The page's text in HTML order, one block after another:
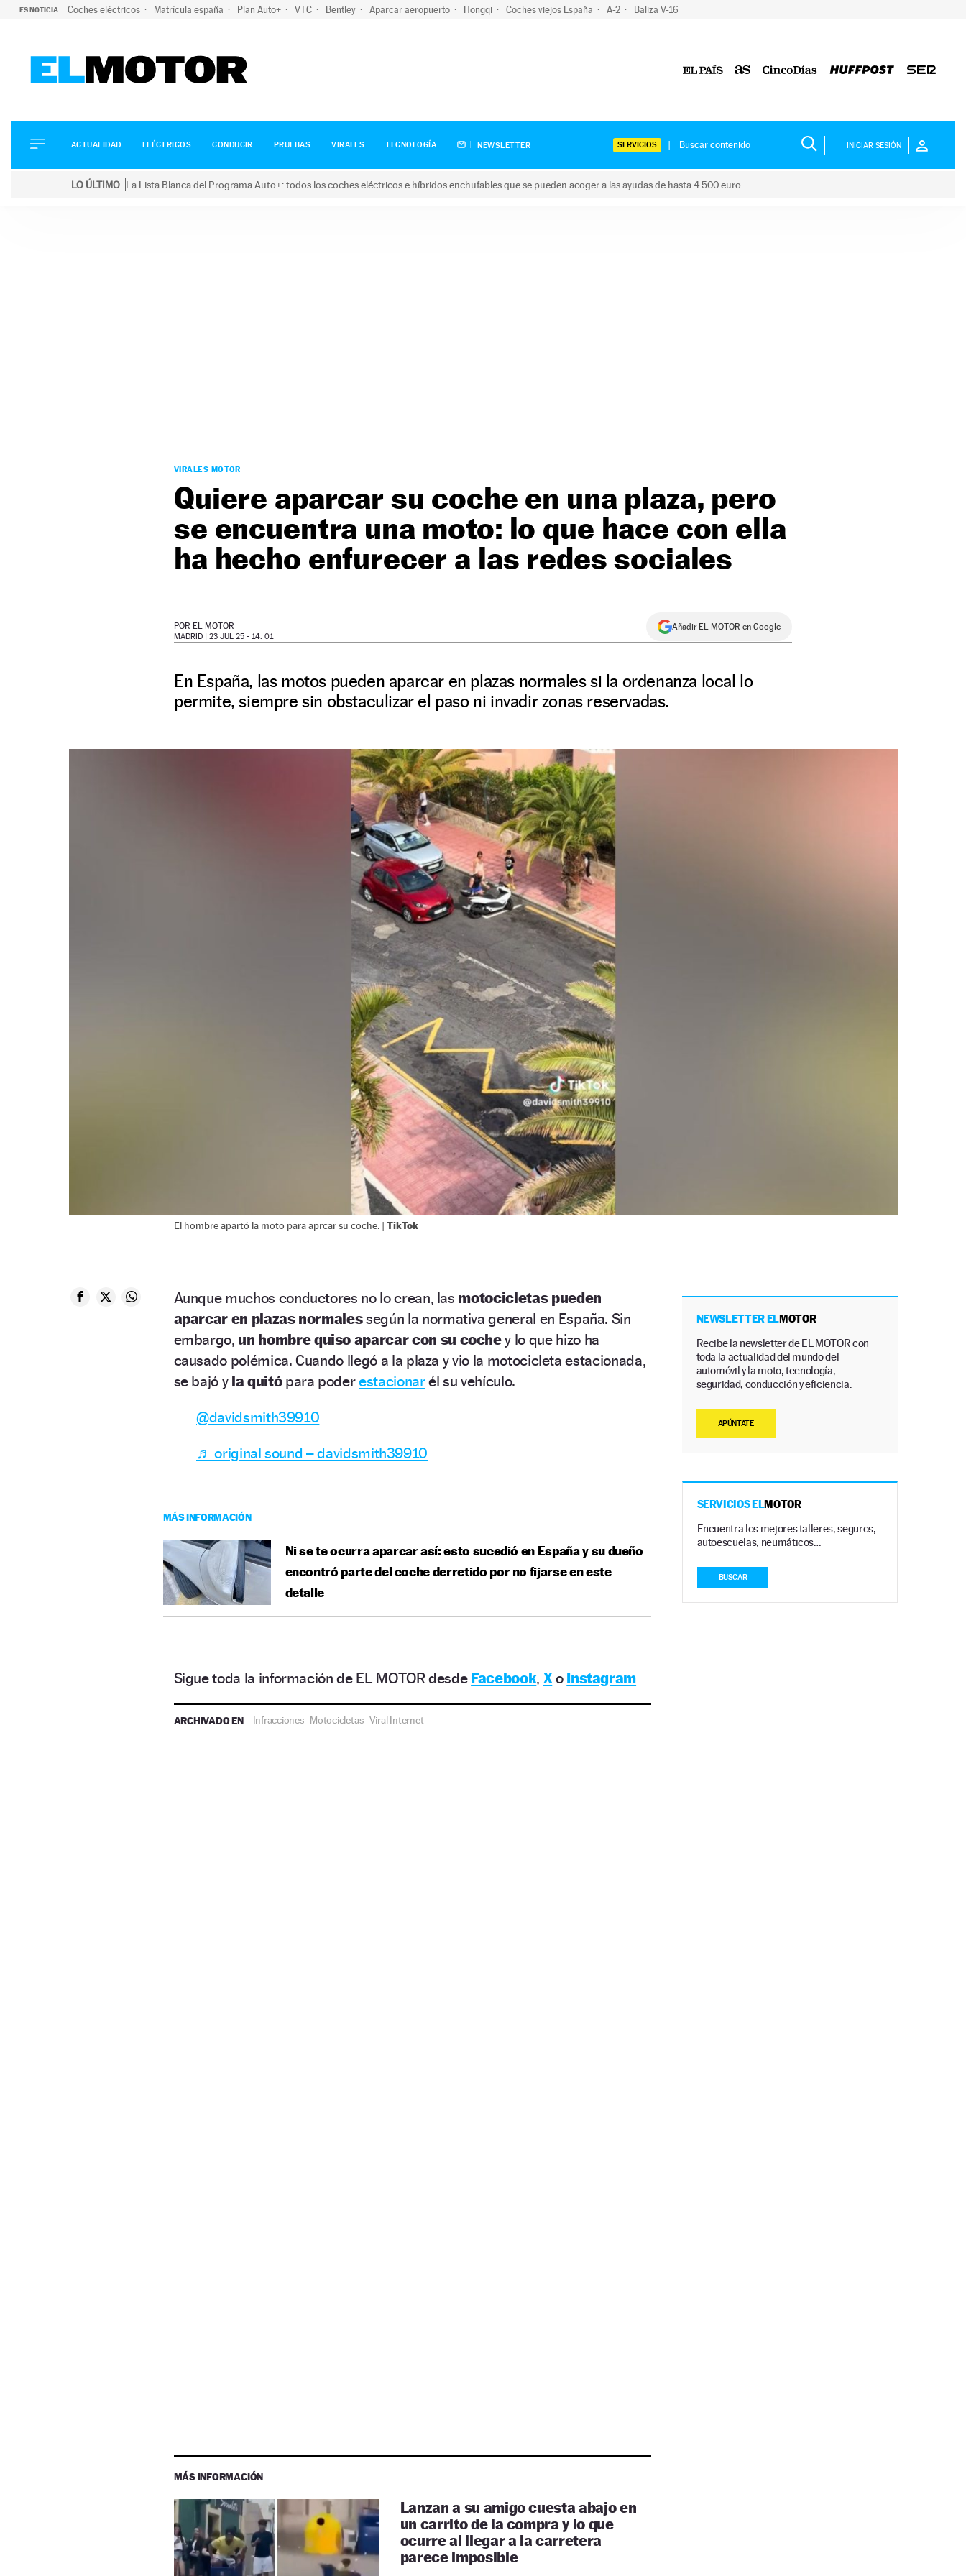
ES NOTICIA: Coches eléctricos Matrícula españa Plan Auto+ VTC Bentley Aparcar aeropuerto Hongqi Coches viejos España A-2 Baliza V-16
ELÉCTRICOS
CONDUCIR
ACTUALIDAD ELÉCTRICOS CONDUCIR PRUEBAS VIRALES TECNOLOGÍA NEWSLETTER SERVICIOS INICIAR SESIÓN
LO ÚLTIMO La Lista Blanca del Programa Auto+: todos los coches eléctricos e híbridos enchufables que se pueden acoger a las ayudas de hasta 4.500 euro
VIRALES MOTOR
Quiere aparcar su coche en una plaza, pero
se encuentra una moto: lo que hace con ella
ha hecho enfurecer a las redes sociales
POR EL MOTOR
MADRID | 23 JUL 25 - 14: 01
Añadir EL MOTOR en Google
En España, las motos pueden aparcar en plazas normales si la ordenanza local lo
permite, siempre sin obstaculizar el paso ni invadir zonas reservadas.
El hombre apartó la moto para aprcar su coche. | TikTok
Aunque muchos conductores no lo crean, las motocicletas pueden
aparcar en plazas normalessegún la normativa general en España. Sin
embargo, un hombre quiso aparcar con su cochey lo que hizo ha
causado polémica. Cuando llegó a la plaza y vio la motocicleta estacionada,
se bajó y la quitópara poderestacionarél su vehículo.
@davidsmith39910
♬ original sound – davidsmith39910
MÁS INFORMACIÓN
Ni se te ocurra aparcar así: esto sucedió en España y su dueño
encontró parte del coche derretido por no fijarse en este
detalle
Sigue toda la información de EL MOTOR desde Facebook, Xo Instagram
ARCHIVADO EN Infracciones·Motocicletas·Viral Internet
MÁS INFORMACIÓN
Lanzan a su amigo cuesta abajo en
un carrito de la compra y lo que
ocurre al llegar a la carretera
parece imposible
NEWSLETTER ELMOTOR
Recibe la newsletter de EL MOTOR con
toda la actualidad del mundo del
automóvil y la moto, tecnología,
seguridad, conducción y eficiencia.
APÚNTATE
SERVICIOS ELMOTOR
Encuentra los mejores talleres, seguros,
autoescuelas, neumáticos…
BUSCAR